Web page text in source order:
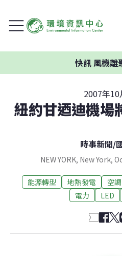
快訊風機離聚
2007年10
紐約甘迺迪機場
時事新聞/
NEW YORK, New York,
能源轉型 地熱發電 空調
電力
LED